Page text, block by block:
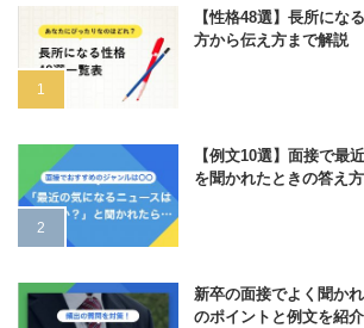
【性格48選】長所にな
方から伝え方まで解説
【例文10選】面接で最
を聞かれたときの答え方
新卒の面接でよく聞か
のポイントと例文を紹介